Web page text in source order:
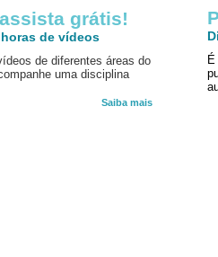
grátis!
de vídeos
de diferentes áreas do
uma disciplina
Saiba mais